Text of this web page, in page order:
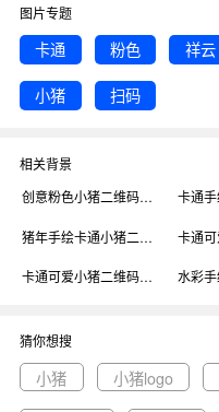
击编辑吧！
图片专题
卡通 粉色 祥云
小猪 扫码
相关背景
创意粉色小猪二维码背景
猪年手绘卡通小猪二维码背景
卡通可爱小猪二维码背景
猜你想搜
小猪 小猪logo